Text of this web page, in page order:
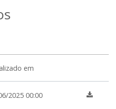
em
2025 00:00